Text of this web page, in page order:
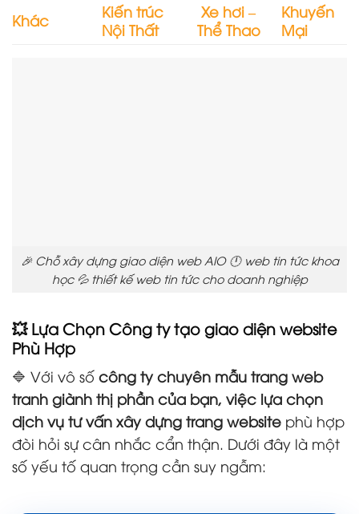
Khác
Kiến trúc
Nội Thất
Xe hơi –
Thể Thao
Khuyến
Mại
🎉 Chỗ xây dựng giao diện web AIO 🕛 web tin tức khoa
học 💦 thiết kế web tin tức cho doanh nghiệp
💥 Lựa Chọn Công ty tạo giao diện website
Phù Hợp
🔷 Với vô số công ty chuyên mẫu trang web
tranh giành thị phần của bạn, việc lựa chọn
dịch vụ tư vấn xây dựng trang website phù hợp
đòi hỏi sự cân nhắc cẩn thận. Dưới đây là một
số yếu tố quan trọng cần suy ngẫm: